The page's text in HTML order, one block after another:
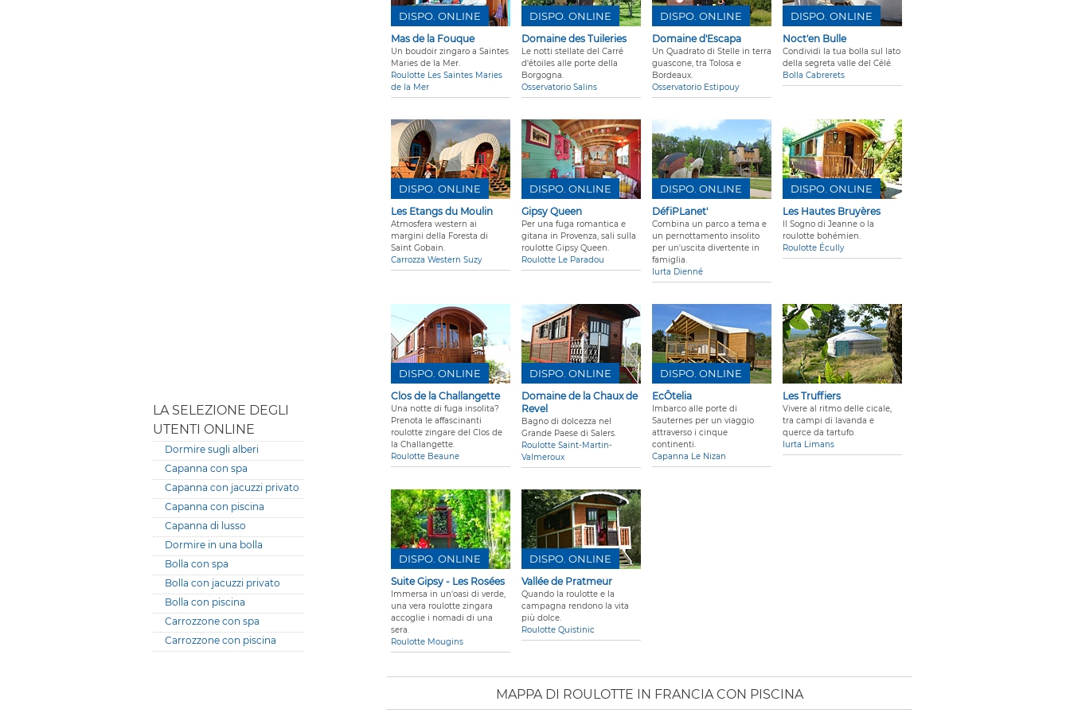
LA SELEZIONE DEGLI
UTENTI ONLINE
Dormire sugli alberi
Capanna con spa
Capanna con jacuzzi privato
Capanna con piscina
Capanna di lusso
Dormire in una bolla
Bolla con spa
Bolla con jacuzzi privato
Bolla con piscina
Carrozzone con spa
Carrozzone con piscina
Mas de la Fouque
Un boudoir zingaro a Saintes
Maries de la Mer.
Roulotte Les Saintes Maries
de la Mer
DISPO. ONLINE
Domaine des Tuileries
Le notti stellate del Carré
d'étoiles alle porte della
Borgogna.
Osservatorio Salins
DISPO. ONLINE
Domaine d'Escapa
Un Quadrato di Stelle in terra
guascone, tra Tolosa e
Bordeaux.
Osservatorio Estipouy
DISPO. ONLINE
Noct'en Bulle
Condividi la tua bolla sul lato
della segreta valle del Célé.
Bolla Cabrerets
DISPO. ONLINE
Les Etangs du Moulin
Atmosfera western ai
margini della Foresta di
Saint Gobain.
Carrozza Western Suzy
DISPO. ONLINE
Gipsy Queen
Per una fuga romantica e
gitana in Provenza, sali sulla
roulotte Gipsy Queen.
Roulotte Le Paradou
DISPO. ONLINE
DéfiPLanet'
Combina un parco a tema e
un pernottamento insolito
per un'uscita divertente in
famiglia.
Iurta Dienné
DISPO. ONLINE
Les Hautes Bruyères
Il Sogno di Jeanne o la
roulotte bohémien.
Roulotte Écully
DISPO. ONLINE
Clos de la Challangette
Una notte di fuga insolita?
Prenota le affascinanti
roulotte zingare del Clos de
la Challangette.
Roulotte Beaune
DISPO. ONLINE
Domaine de la Chaux de
Revel
Bagno di dolcezza nel
Grande Paese di Salers.
Roulotte Saint-Martin-
Valmeroux
DISPO. ONLINE
EcÔtelia
Imbarco alle porte di
Sauternes per un viaggio
attraverso i cinque
continenti.
Capanna Le Nizan
DISPO. ONLINE
Les Truffiers
Vivere al ritmo delle cicale,
tra campi di lavanda e
querce da tartufo.
Iurta Limans
Suite Gipsy - Les Rosées
Immersa in un'oasi di verde,
una vera roulotte zingara
accoglie i nomadi di una
sera.
Roulotte Mougins
DISPO. ONLINE
Vallée de Pratmeur
Quando la roulotte e la
campagna rendono la vita
più dolce.
Roulotte Quistinic
DISPO. ONLINE
MAPPA DI ROULOTTE IN FRANCIA CON PISCINA